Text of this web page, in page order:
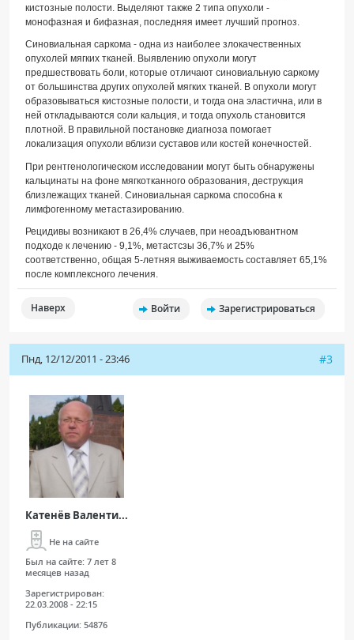
кистозные полости. Выделяют также 2 типа опухоли -
монофазная и бифазная, последняя имеет лучший прогноз.
Синовиальная саркома - одна из наиболее злокачественных
опухолей мягких тканей. Выявлению опухоли могут
предшествовать боли, которые отличают синовиальную саркому
от большинства других опухолей мягких тканей. В опухоли могут
образовываться кистозные полости, и тогда она эластична, или в
ней откладываются соли кальция, и тогда опухоль становится
плотной. В правильной постановке диагноза помогает
локализация опухоли вблизи суставов или костей конечностей.
При рентгенологическом исследовании могут быть обнаружены
кальцинаты на фоне мягкотканного образования, деструкция
близлежащих тканей. Синовиальная саркома способна к
лимфогенному метастазированию.
Рецидивы возникают в 26,4% случаев, при неоадъювантном
подходе к лечению - 9,1%, метастсзы 36,7% и 25%
соответственно, общая 5-летняя выживаемость составляет 65,1%
после комплексного лечения.
Наверх Войти Зарегистрироваться
Пнд, 12/12/2011 - 23:46 #3
Катенёв Валенти...
Не на сайте
Был на сайте: 7 лет 8
месяцев назад
Зарегистрирован:
22.03.2008 - 22:15
Публикации: 54876